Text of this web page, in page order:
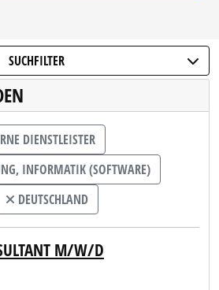
SUCHFILTER
DIENSTLEISTER
INFORMATIK (SOFTWARE)
DEUTSCHLAND
M/W/D